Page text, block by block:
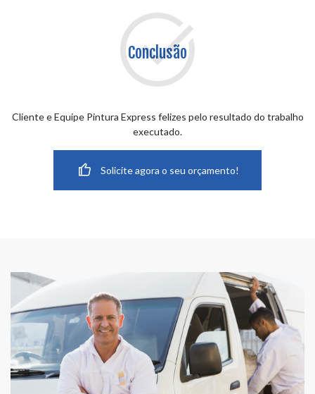
Conclusão
Cliente e Equipe Pintura Express felizes pelo resultado do trabalho
executado.
Solicite agora o seu orçamento!